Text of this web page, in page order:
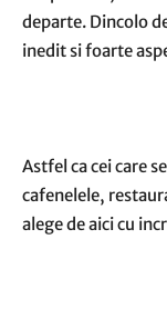
departe. Dincolo
inedit si foarte
Astfel ca cei care
cafenelele,
alege de aici cu